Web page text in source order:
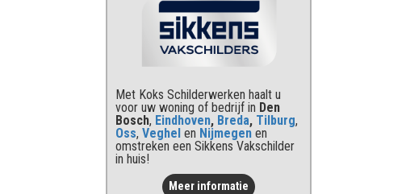
Met Koks Schilderwerken haalt u
voor uw woning of bedrijf in Den
Bosch, Eindhoven, Breda, Tilburg,
Oss, Veghel en Nijmegen en
omstreken een Sikkens Vakschilder
in huis!
Meer informatie